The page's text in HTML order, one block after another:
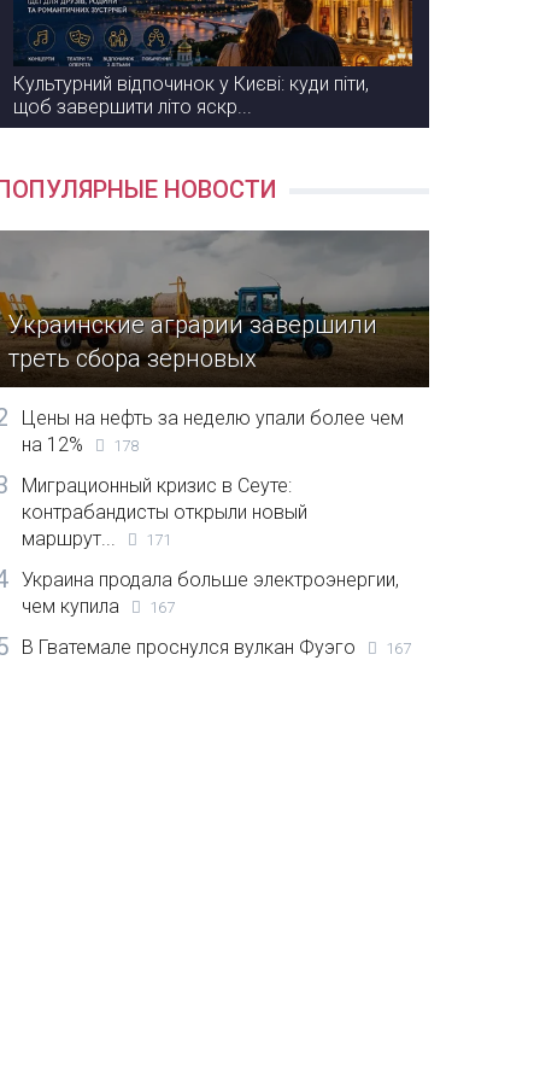
Культурний відпочинок у Києві: куди піти,
щоб завершити літо яскр...
НОВОСТИ
Украинские аграрии завершили
треть сбора зерновых
Цены на нефть за неделю упали более чем
на 12%
178
Миграционный кризис в Сеуте:
контрабандисты открыли новый
маршрут...
171
Украина продала больше электроэнергии,
чем купила
167
В Гватемале проснулся вулкан Фуэго 167